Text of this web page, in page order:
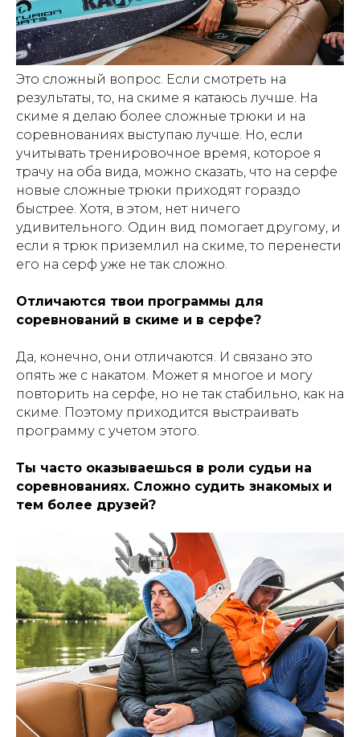
Это сложный вопрос. Если смотреть на
результаты, то, на скиме я катаюсь лучше. На
скиме я делаю более сложные трюки и на
соревнованиях выступаю лучше. Но, если
учитывать тренировочное время, которое я
трачу на оба вида, можно сказать, что на серфе
новые сложные трюки приходят гораздо
быстрее. Хотя, в этом, нет ничего
удивительного. Один вид помогает другому, и
если я трюк приземлил на скиме, то перенести
его на серф уже не так сложно.
Отличаются твои программы для
соревнований в скиме и в серфе?
Да, конечно, они отличаются. И связано это
опять же с накатом. Может я многое и могу
повторить на серфе, но не так стабильно, как на
скиме. Поэтому приходится выстраивать
программу с учетом этого.
Ты часто оказываешься в роли судьи на
соревнованиях. Сложно судить знакомых и
тем более друзей?